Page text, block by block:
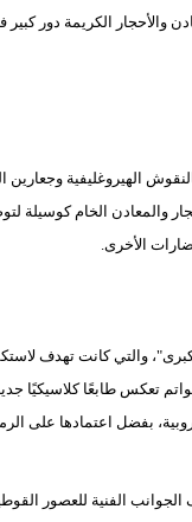
الكريمة دور كبير
الهيروغليفية وجعارين
الخام كوسيلة
الأخرى.
والتي كانت تهدف
تعكس طابعًا كلاسيكيًا
بفضل اعتمادها على
وإعادة اكتشاف الجوانب الفنية